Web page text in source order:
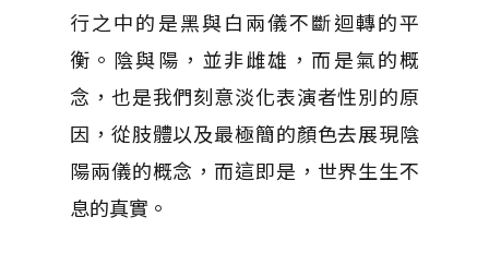
行之中的是黑與白兩儀不斷迴轉的平
衡。陰與陽，並非雌雄，而是氣的概
念，也是我們刻意淡化表演者性別的原
因，從肢體以及最極簡的顏色去展現陰
陽兩儀的概念，而這即是，世界生生不
息的真實。